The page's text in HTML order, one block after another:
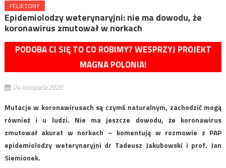
FELIETONY
Epidemiolodzy weterynaryjni: nie ma dowodu, że
koronawirus zmutował w norkach
PODOBA CI SIĘ TO CO ROBIMY? WESPRZYJ PROJEKT
MAGNA POLONIA!
24 listopada 2020
Mutacje w koronawirusach są czymś naturalnym, zachodzić mogą
również i u ludzi. Nie ma jeszcze dowodu, że koronawirus
zmutował akurat w norkach – komentują w rozmowie z PAP
epidemiolodzy weterynaryjni dr Tadeusz Jakubowski i prof. Jan
Siemionek.